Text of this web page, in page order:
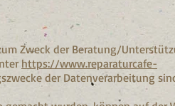
Zweck der Beratung/
https://www.reparaturcafe-
der Datenverarbeitung